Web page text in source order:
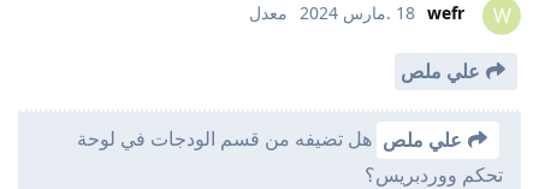
W
wefr 18 .مارس 2024 معدل
علي ملص
علي ملص هل تضيفه من قسم الودجات في لوحة
تحكم ووردبريس؟